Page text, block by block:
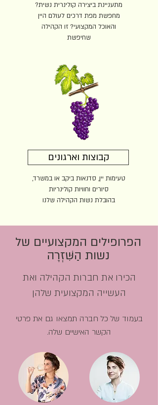
מתעניינת ביצירה קולינרית נשית?
מחפשת מפת דרכים לעולם היין
והאוכל המקצועי? זו הקהילה
שחיפשת
קבוצות וארגונים
טעימות יין, סדנאות ביקב או במשרד,
סיורים וחוויות קולינריות
בהובלת נשות הקהילה שלנו
הפרופילים המקצועיים של
נשות הַשִּׁזְרָה
הכירו את חברות הקהילה ואת
העשייה המקצועית שלהן
בעמוד של כל חברה תמצאו גם את פרטי
הקשר האישיים שלה.